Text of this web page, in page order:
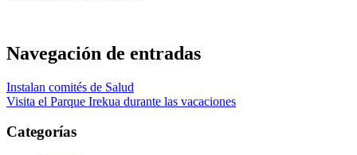
Navegación de entradas
Instalan comités de Salud
Visita el Parque Irekua durante las vacaciones
Categorías